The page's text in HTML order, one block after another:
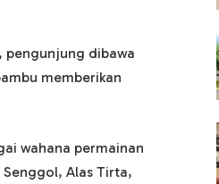
pengunjung dibawa
memberikan
wahana permainan
Alas Tirta,